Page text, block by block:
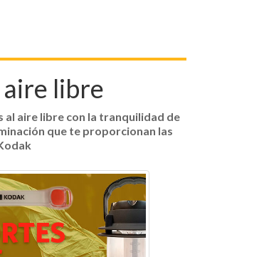
libre
aire libre con la tranquilidad de
que te proporcionan las